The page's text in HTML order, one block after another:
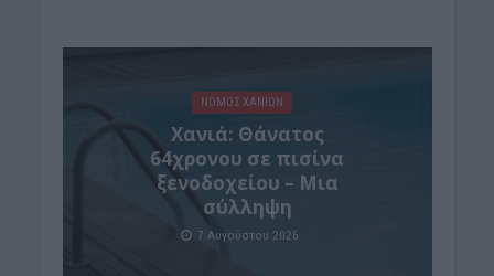
ΝΟΜΌΣ ΧΑΝΊΩΝ
Χανιά: Θάνατος
64χρονου σε πισίνα
ξενοδοχείου – Μια
σύλληψη
7 Αυγούστου 2026